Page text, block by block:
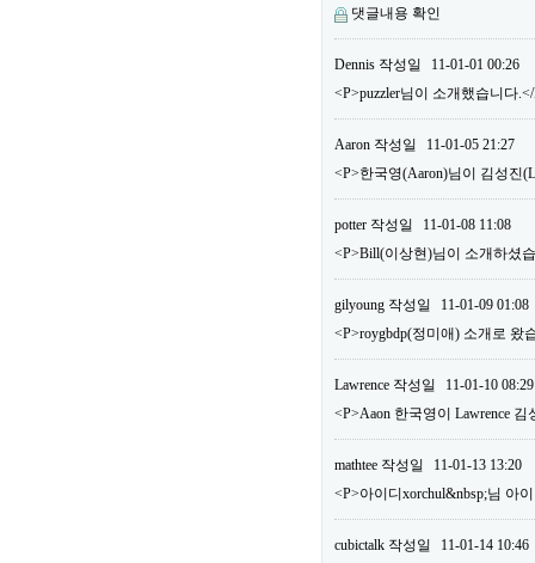
댓글내용 확인
Dennis 작성일
11-01-01 00:26
<P>puzzler님이 소개했습니다
Aaron 작성일
11-01-05 21:27
<P>한국영(Aaron)님이 김성진
potter 작성일
11-01-08 11:08
<P>Bill(이상현)님이 소개하셨
gilyoung 작성일
11-01-09 01:08
<P>roygbdp(정미애) 소개로 왔
Lawrence 작성일
11-01-10 08:29
<P>Aaon 한국영이 Lawrence
mathtee 작성일
11-01-13 13:20
<P>아이디xorchul&nbsp;님 아
cubictalk 작성일
11-01-14 10:46